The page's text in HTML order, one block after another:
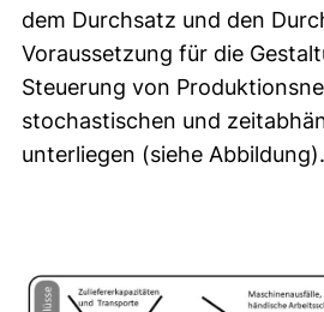
dem Durchsatz und den
Voraussetzung für die
Steuerung von
stochastischen und
unterliegen (siehe Abbildung).